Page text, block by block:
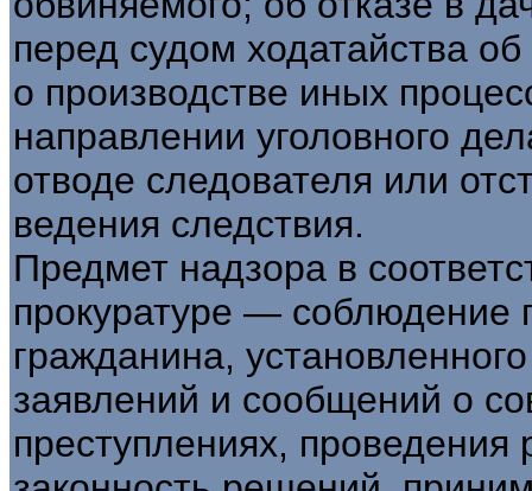
перед судом ходатайства
о производстве иных
направлении уголовного
отводе следователя или
ведения следствия.
Предмет надзора в
прокуратуре — соблюдение
гражданина,
заявлений и сообщений о
преступлениях, проведения